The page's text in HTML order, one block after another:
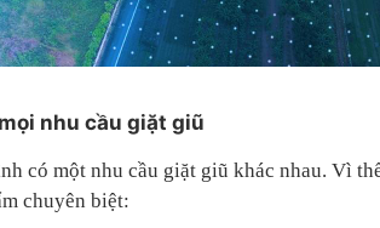
nhu cầu giặt giũ
có một nhu cầu giặt giũ khác nhau. Vì
chuyên biệt: